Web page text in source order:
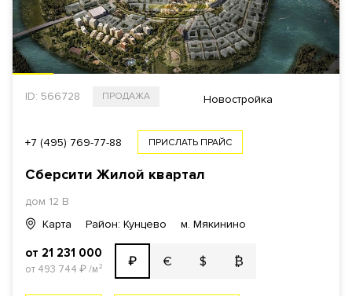
ID: 566728 ПРОДАЖА Новостройка
+7 (495) 769-77-88 ПРИСЛАТЬ ПРАЙС
Сберсити Жилой квартал
дом 12 В
Карта
Район: Кунцево м. Мякинино
от 21 231 000
от 493 744 ₽/м² ₽ € $ ₿